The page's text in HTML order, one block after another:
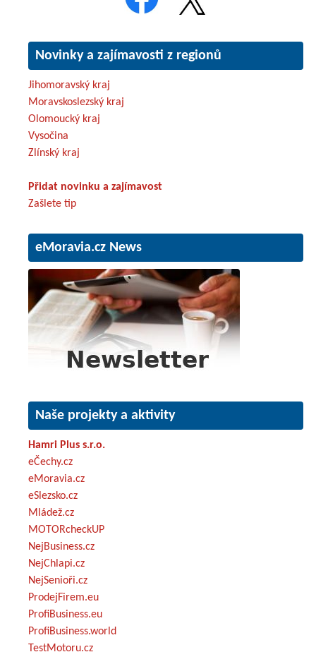
Novinky a zajímavosti z regionů
Jihomoravský kraj
Moravskoslezský kraj
Olomoucký kraj
Vysočina
Zlínský kraj
Přidat novinku a zajímavost
Zašlete tip
eMoravia.cz News
Naše projekty a aktivity
Hamri Plus s.r.o.
eČechy.cz
eMoravia.cz
eSlezsko.cz
Mládež.cz
MOTORcheckUP
NejBusiness.cz
NejChlapi.cz
NejSenioři.cz
ProdejFirem.eu
ProfiBusiness.eu
ProfiBusiness.world
TestMotoru.cz